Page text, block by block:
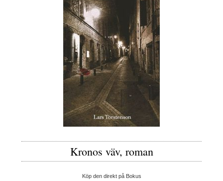
Kronos väv, roman
Köp den direkt på Bokus